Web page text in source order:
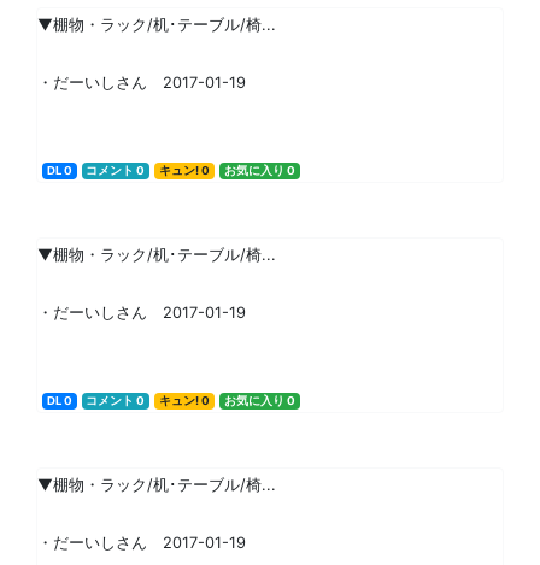
▼棚物・ラック/机･テーブル/椅...
・だーいしさん 2017-01-19
DL 0 コメント 0 キュン! 0 お気に入り 0
▼棚物・ラック/机･テーブル/椅...
・だーいしさん 2017-01-19
DL 0 コメント 0 キュン! 0 お気に入り 0
▼棚物・ラック/机･テーブル/椅...
・だーいしさん 2017-01-19